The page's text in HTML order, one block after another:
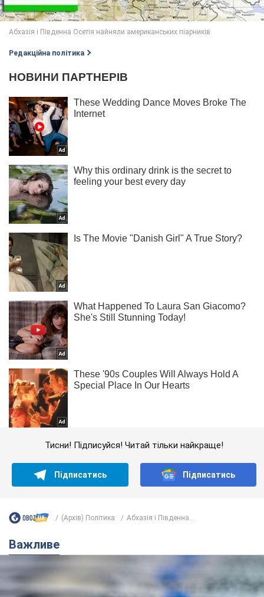
Редакційна політика
Тисни! Підписуйся! Читай тільки найкраще!
Підписатись Підписатись
(Архів) Політика Абхазія і Південна...
Важливе